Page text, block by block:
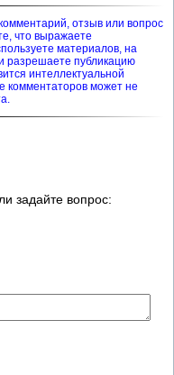
отзыв или вопрос
что выражаете
материалов, на
разрешаете публикацию
интеллектуальной
комментаторов может не
задайте вопрос: